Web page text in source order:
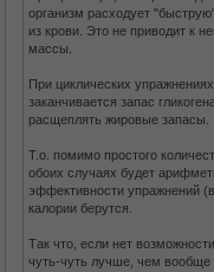
организм расходует
из крови. Это не приводит к
массы.
При циклических
заканчивается запас
расщеплять жировые запасы.
Т.о. помимо простого
обоих случаях будет
эффективности упражнений
калории берутся.
Так что, если нет
чуть-чуть лучше, чем вообще